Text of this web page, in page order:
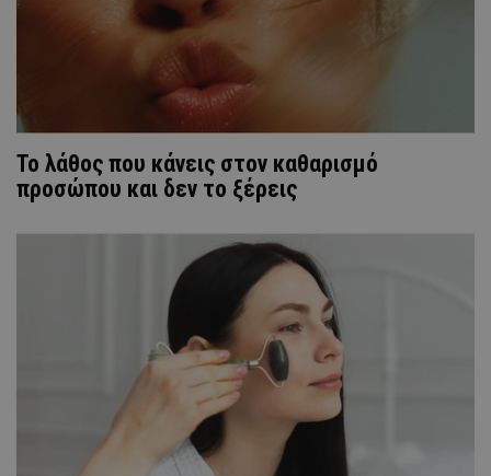
Το λάθος που κάνεις στον καθαρισμό
προσώπου και δεν το ξέρεις